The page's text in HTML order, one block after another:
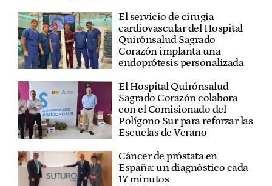
El servicio de cirugía
cardiovascular del Hospital
Quirónsalud Sagrado
Corazón implanta una
endoprótesis personalizada
El Hospital Quirónsalud
Sagrado Corazón colabora
con el Comisionado del
Polígono Sur para reforzar las
Escuelas de Verano
Cáncer de próstata en
España: un diagnóstico cada
17 minutos